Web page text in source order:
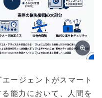
ージェントがスマート
能力において、人間を